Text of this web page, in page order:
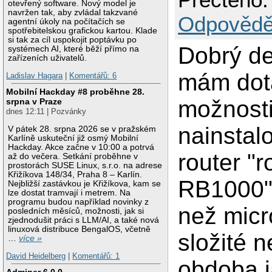
otevřený software. Nový model je
navržen tak, aby zvládal takzvané
agentní úkoly na počítačích se
spotřebitelskou grafickou kartou. Klade
si tak za cíl uspokojit poptávku po
systémech AI, které běží přímo na
zařízeních uživatelů.
Ladislav Hagara| Komentářů: 6
Mobilní Hackday #8 proběhne 28.
srpna v Praze
dnes 12:11 | Pozvánky
V pátek 28. srpna 2026 se v pražském
Karlíně uskuteční již osmý Mobilní
Hackday. Akce začne v 10:00 a potrvá
až do večera. Setkání proběhne v
prostorách SUSE Linux, s.r.o. na adrese
Křižíkova 148/34, Praha 8 – Karlín.
Nejbližší zastávkou je Křižíkova, kam se
lze dostat tramvají i metrem. Na
programu budou například novinky z
posledních měsíců, možnosti, jak si
zjednodušit práci s LLM/AI, a také nová
linuxová distribuce BengalOS, včetně
…více »
David Heidelberg
Komentářů: 1
Dobrý
mám
router
než
složité